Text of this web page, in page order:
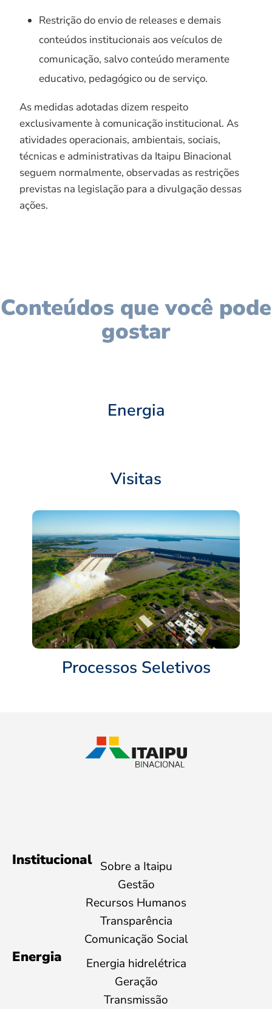
Restrição do envio de releases e demais
conteúdos institucionais aos veículos de
comunicação, salvo conteúdo meramente
educativo, pedagógico ou de serviço.
As medidas adotadas dizem respeito
exclusivamente à comunicação institucional. As
atividades operacionais, ambientais, sociais,
técnicas e administrativas da Itaipu Binacional
seguem normalmente, observadas as restrições
previstas na legislação para a divulgação dessas
ações.
Conteúdos que você pode
gostar
Energia
Visitas
Processos Seletivos
Institucional Sobre a Itaipu
Gestão
Recursos Humanos
Transparência
Comunicação Social
Energia
Energia hidrelétrica
Geração
Transmissão